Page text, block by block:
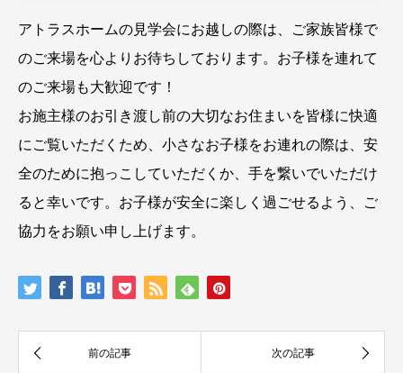
アトラスホームの見学会にお越しの際は、ご家族皆様で
のご来場を心よりお待ちしております。お子様を連れて
のご来場も大歓迎です！
お施主様のお引き渡し前の大切なお住まいを皆様に快適
にご覧いただくため、小さなお子様をお連れの際は、安
全のために抱っこしていただくか、手を繋いでいただけ
ると幸いです。お子様が安全に楽しく過ごせるよう、ご
協力をお願い申し上げます。